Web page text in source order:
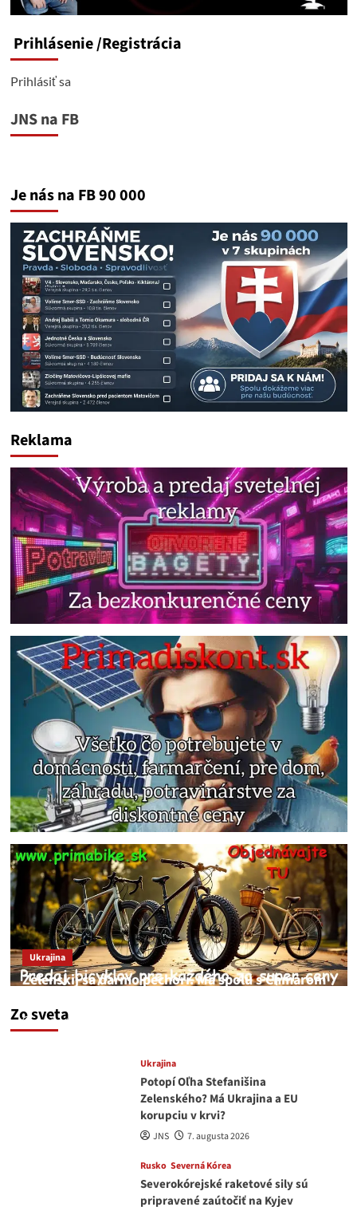
NATO
Odeskej
Prihlásenie/Registrácia
Prihlásiť sa
JNS na FB
Je nás na FB 90 000
Reklama
Zo sveta
Ukrajina
Zelenskij sa darmo pechorí. Má spolu s Chmarom
medvedar
Ukrajina
Potopí Oľha Stefanišina
Zelenského? Má Ukrajina a EU
korupciu v krvi?
JNS 7. augusta 2026
Rusko Severná Kórea
Severokórejské raketové sily sú
pripravené zaútočiť na Kyjev